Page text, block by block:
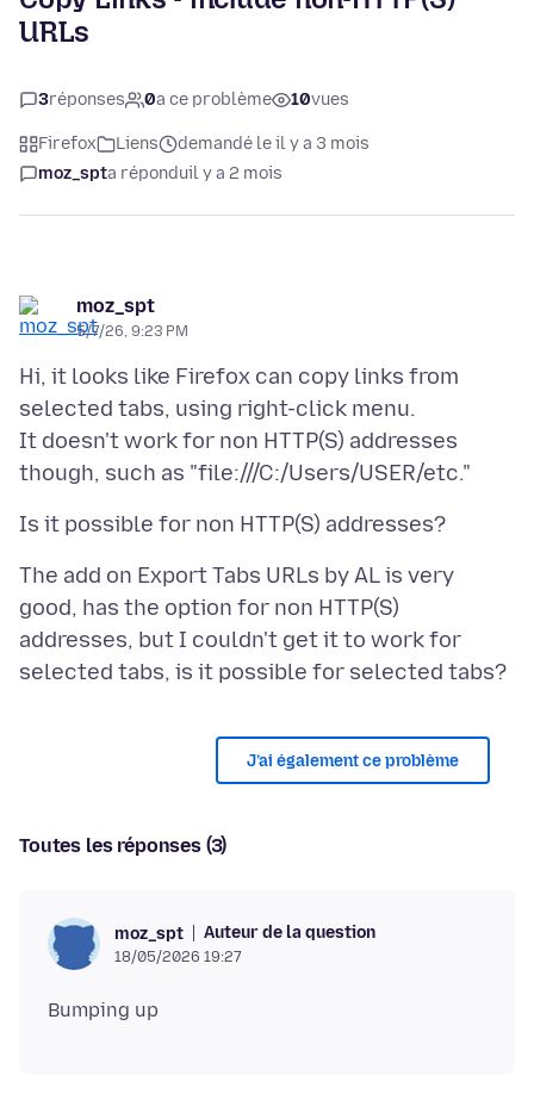
URLs
3réponses 0a ce problème 10vues
Firefox Liens
demandé le il y a 3 mois
moz_spta réponduil y a 2 mois
moz_spt
5/7/26, 9:23 PM
Hi, it looks like Firefox can copy links from
selected tabs, using right-click menu.
It doesn't work for non HTTP(S) addresses
The add on Export Tabs URLs by AL is very
good, has the option for non HTTP(S)
addresses, but I couldn't get it to work for
J’ai également ce problème
Toutes les réponses (3)
moz_spt Auteur de la question
18/05/2026 19:27